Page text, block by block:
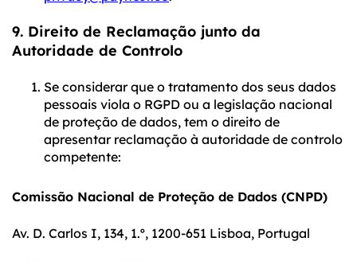
9. Direito de Reclamação junto da
Autoridade de Controlo
Se considerar que o tratamento dos seus dados
pessoais viola o RGPD ou a legislação nacional
de proteção de dados, tem o direito de
apresentar reclamação à autoridade de controlo
competente:
Comissão Nacional de Proteção de Dados (CNPD)
Av. D. Carlos I, 134, 1.º, 1200-651 Lisboa, Portugal